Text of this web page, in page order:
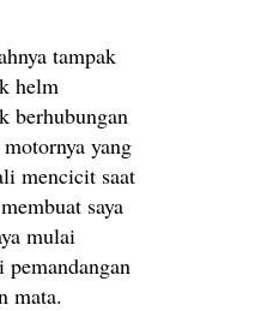
tampak
helm
berhubungan
yang
mencicit saat
saya
mulai
mata.